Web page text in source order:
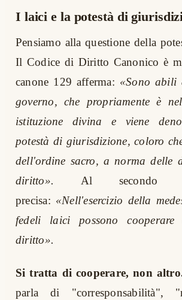
I laici e la potestà di
Pensiamo alla questione della
Il Codice di Diritto Canonico è
canone 129 afferma: «Sono abili
governo, che propriamente è
istituzione divina e viene
potestà di giurisdizione, coloro
dell'ordine sacro, a norma delle
diritto». Al secondo
precisa: «Nell'esercizio della
fedeli laici possono
diritto».
Si tratta di cooperare, non
parla di "corresponsabilità",